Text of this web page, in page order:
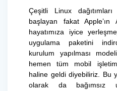
Çeşitli Linux
başlayan fakat Apple’ın
hayatımıza iyice
uygulama paketini
kurulum yapılması
hemen tüm mobil
haline geldi diyebiliriz. Bu
olarak da bağımsız